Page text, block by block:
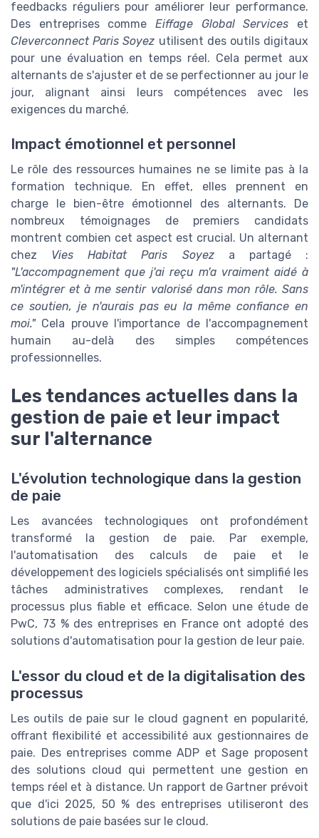
feedbacks réguliers pour améliorer leur performance.
Des entreprises comme Eiffage Global Services et
Cleverconnect Paris Soyez utilisent des outils digitaux
pour une évaluation en temps réel. Cela permet aux
alternants de s'ajuster et de se perfectionner au jour le
jour, alignant ainsi leurs compétences avec les
exigences du marché.
Impact émotionnel et personnel
Le rôle des ressources humaines ne se limite pas à la
formation technique. En effet, elles prennent en
charge le bien-être émotionnel des alternants. De
nombreux témoignages de premiers candidats
montrent combien cet aspect est crucial. Un alternant
chez Vies Habitat Paris Soyeza partagé :
"L'accompagnement que j'ai reçu m'a vraiment aidé à
m'intégrer et à me sentir valorisé dans mon rôle. Sans
ce soutien, je n'aurais pas eu la même confiance en
moi."Cela prouve l'importance de l'accompagnement
humain au-delà des simples compétences
professionnelles.
Les tendances actuelles dans la
gestion de paie et leur impact
sur l'alternance
L'évolution technologique dans la gestion
de paie
Les avancées technologiques ont profondément
transformé la gestion de paie. Par exemple,
l'automatisation des calculs de paie et le
développement des logiciels spécialisés ont simplifié les
tâches administratives complexes, rendant le
processus plus fiable et efficace. Selon une étude de
PwC, 73 % des entreprises en France ont adopté des
solutions d'automatisation pour la gestion de leur paie.
L'essor du cloud et de la digitalisation des
processus
Les outils de paie sur le cloud gagnent en popularité,
offrant flexibilité et accessibilité aux gestionnaires de
paie. Des entreprises comme ADP et Sage proposent
des solutions cloud qui permettent une gestion en
temps réel et à distance. Un rapport de Gartner prévoit
que d'ici 2025, 50 % des entreprises utiliseront des
solutions de paie basées sur le cloud.